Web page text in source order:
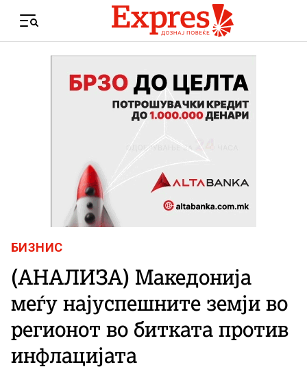
Menu
БИЗНИС
(АНАЛИЗА) Македонија
меѓу најуспешните земји во
регионот во битката против
инфлацијата